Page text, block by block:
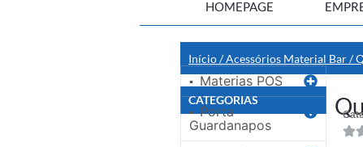
HOMEPAGE
Início/Acessórios Material Bar/
CATEGORIAS
▪ Materias POS
▪ Porta
Guardanapos